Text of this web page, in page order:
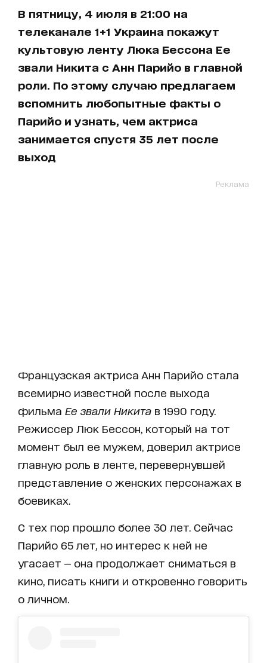
В пятницу, 4 июля в 21:00 на
телеканале 1+1 Украина покажут
культовую ленту Люка Бессона Ее
звали Никита с Анн Парийо в главной
роли. По этому случаю предлагаем
вспомнить любопытные факты о
Парийо и узнать, чем актриса
занимается спустя 35 лет после
выход
Реклама
Французская актриса Анн Парийо стала
всемирно известной после выхода
фильма Ее звали Никита в 1990 году.
Режиссер Люк Бессон, который на тот
момент был ее мужем, доверил актрисе
главную роль в ленте, перевернувшей
представление о женских персонажах в
боевиках.
С тех пор прошло более 30 лет. Сейчас
Парийо 65 лет, но интерес к ней не
угасает — она продолжает сниматься в
кино, писать книги и откровенно говорить
о личном.